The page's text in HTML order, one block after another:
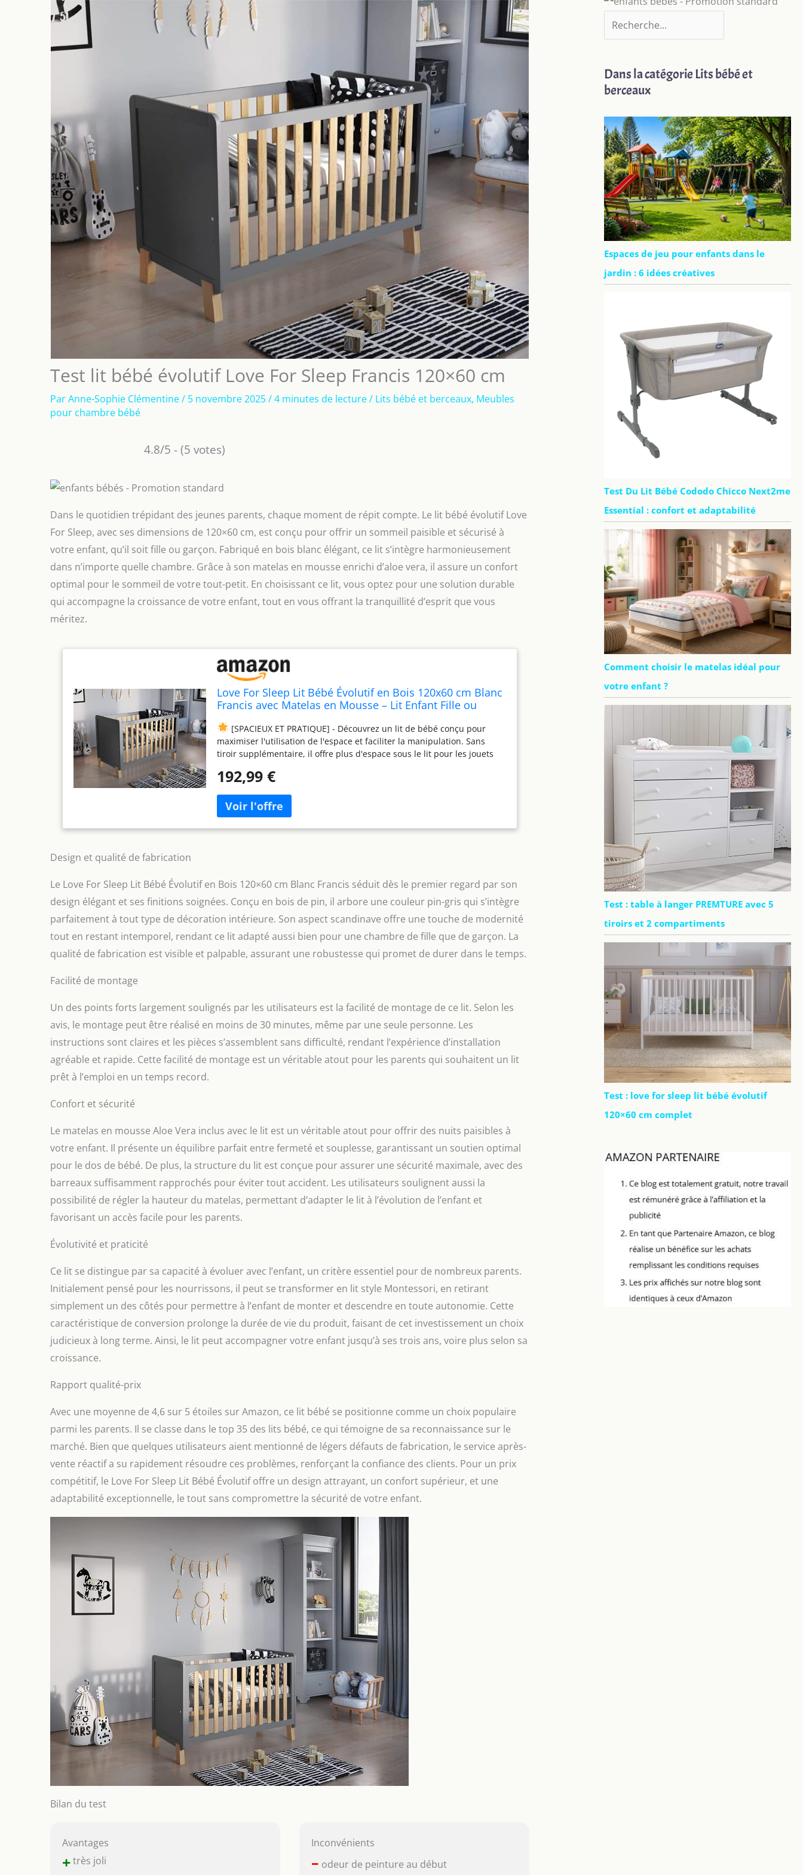
Test lit bébé évolutif Love For Sleep Francis 120×60 cm
ParAnne-Sophie Clémentine/ 5 novembre 2025/4 minutes de lecture/ Lits bébé et berceaux, Meubles
pour chambre bébé
4.8/5 - (5 votes)
Dans le quotidien trépidant des jeunes parents, chaque moment de répit compte. Le lit bébé évolutif Love
For Sleep, avec ses dimensions de 120×60 cm, est conçu pour offrir un sommeil paisible et sécurisé à
votre enfant, qu’il soit fille ou garçon. Fabriqué en bois blanc élégant, ce lit s’intègre harmonieusement
dans n’importe quelle chambre. Grâce à son matelas en mousse enrichi d’aloe vera, il assure un confort
optimal pour le sommeil de votre tout-petit. En choisissant ce lit, vous optez pour une solution durable
qui accompagne la croissance de votre enfant, tout en vous offrant la tranquillité d’esprit que vous
méritez.
Love For Sleep Lit Bébé Évolutif en Bois 120x60 cm Blanc
Francis avec Matelas en Mousse – Lit Enfant Fille ou
[SPACIEUX ET PRATIQUE] - Découvrez un lit de bébé conçu pour
maximiser l'utilisation de l'espace et faciliter la manipulation. Sans
tiroir supplémentaire, il offre plus d'espace sous le lit pour les jouets
pour les parents qui apprécient la fonctionnalité et l'esthétique.
moderne. Fabriqué à partir de matériaux de la plus haute qualité, il
garantit stabilité et durabilité. La finition soignée et les capitonnages
élégants soulignent le design intemporel qui s'intègre parfaitement
seulement sûre pour votre enfant, mais répond également aux normes
de sécurité européennes et britanniques strictes EN 716-1:2017,
garantissant une qualité supérieure.
[SOMMEIL PAISIBLE POUR
L'ENFANT] - Nos lits pour bébés et tout-petits sont conçus pour offrir à
votre enfant un sommeil profond et sain. La construction spéciale
favorise une bonne circulation de l'air, contribuant à un état de repos
confortable et relaxant.
[CONFORT DE SOMMEIL PREMIUM] -
lavable pour un entretien facile. La mousse ergonomique soutient une
192,99 €
Design et qualité de fabrication
Le Love For Sleep Lit Bébé Évolutif en Bois 120×60 cm Blanc Francis séduit dès le premier regard par son
design élégant et ses finitions soignées. Conçu en bois de pin, il arbore une couleur pin-gris qui s’intègre
parfaitement à tout type de décoration intérieure. Son aspect scandinave offre une touche de modernité
tout en restant intemporel, rendant ce lit adapté aussi bien pour une chambre de fille que de garçon. La
qualité de fabrication est visible et palpable, assurant une robustesse qui promet de durer dans le temps.
Facilité de montage
Un des points forts largement soulignés par les utilisateurs est la facilité de montage de ce lit. Selon les
avis, le montage peut être réalisé en moins de 30 minutes, même par une seule personne. Les
instructions sont claires et les pièces s’assemblent sans difficulté, rendant l’expérience d’installation
agréable et rapide. Cette facilité de montage est un véritable atout pour les parents qui souhaitent un lit
prêt à l’emploi en un temps record.
Confort et sécurité
Le matelas en mousse Aloe Vera inclus avec le lit est un véritable atout pour offrir des nuits paisibles à
votre enfant. Il présente un équilibre parfait entre fermeté et souplesse, garantissant un soutien optimal
pour le dos de bébé. De plus, la structure du lit est conçue pour assurer une sécurité maximale, avec des
barreaux suffisamment rapprochés pour éviter tout accident. Les utilisateurs soulignent aussi la
possibilité de régler la hauteur du matelas, permettant d’adapter le lit à l’évolution de l’enfant et
favorisant un accès facile pour les parents.
Évolutivité et praticité
Ce lit se distingue par sa capacité à évoluer avec l’enfant, un critère essentiel pour de nombreux parents.
Initialement pensé pour les nourrissons, il peut se transformer en lit style Montessori, en retirant
simplement un des côtés pour permettre à l’enfant de monter et descendre en toute autonomie. Cette
caractéristique de conversion prolonge la durée de vie du produit, faisant de cet investissement un choix
judicieux à long terme. Ainsi, le lit peut accompagner votre enfant jusqu’à ses trois ans, voire plus selon sa
croissance.
Rapport qualité-prix
Avec une moyenne de 4,6 sur 5 étoiles sur Amazon, ce lit bébé se positionne comme un choix populaire
parmi les parents. Il se classe dans le top 35 des lits bébé, ce qui témoigne de sa reconnaissance sur le
marché. Bien que quelques utilisateurs aient mentionné de légers défauts de fabrication, le service après-
vente réactif a su rapidement résoudre ces problèmes, renforçant la confiance des clients. Pour un prix
compétitif, le Love For Sleep Lit Bébé Évolutif offre un design attrayant, un confort supérieur, et une
adaptabilité exceptionnelle, le tout sans compromettre la sécurité de votre enfant.
Bilan du test
Avantages
+très joli
Inconvénients
– odeur de peinture au début
Dans la catégorie Lits bébé et
berceaux
Espaces de jeu pour enfants dans le
jardin : 6 idées créatives
Test Du Lit Bébé Cododo Chicco Next2me
Essential : confort et adaptabilité
Comment choisir le matelas idéal pour
votre enfant ?
Test : table à langer PREMTURE avec 5
tiroirs et 2 compartiments
Test : love for sleep lit bébé évolutif
120×60 cm complet